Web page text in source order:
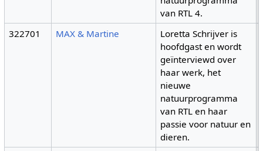
van RTL 4.
322701 MAX & Martine
Loretta Schrijver is
hoofdgast en wordt
geïnterviewd over
haar werk, het
nieuwe
natuurprogramma
van RTL en haar
passie voor natuur en
dieren.